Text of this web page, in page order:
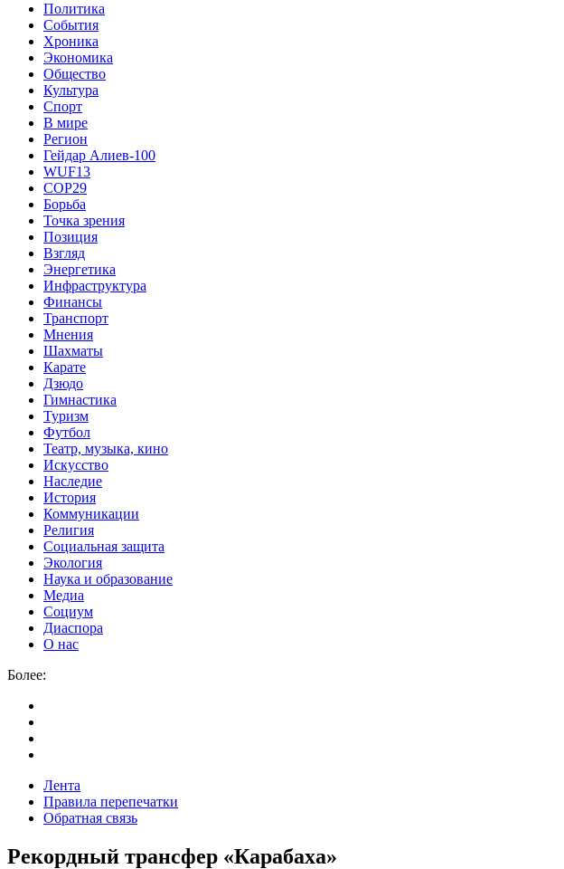
Политика
События
Хроника
Экономика
Общество
Культура
Спорт
В мире
Регион
Гейдар Алиев-100
WUF13
COP29
Борьба
Точка зрения
Позиция
Взгляд
Энергетика
Инфраструктура
Финансы
Транспорт
Мнения
Шахматы
Карате
Дзюдо
Гимнастика
Туризм
Футбол
Театр, музыка, кино
Искусство
Наследие
История
Коммуникации
Религия
Социальная защита
Экология
Наука и образование
Медиа
Социум
Диаспора
О нас
Более:
Лента
Правила перепечатки
Обратная связь
Рекордный трансфер «Карабаха»